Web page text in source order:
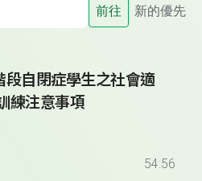
前往 新的優先
段自閉症學生之社會適
練注意事項
54:56